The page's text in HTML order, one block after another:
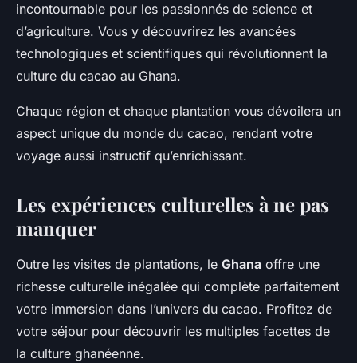
incontournable pour les passionnés de science et
d’agriculture. Vous y découvrirez les avancées
technologiques et scientifiques qui révolutionnent la
culture du cacao au Ghana.
Chaque région et chaque plantation vous dévoilera un
aspect unique du monde du cacao, rendant votre
voyage aussi instructif qu’enrichissant.
Les expériences culturelles à ne pas
manquer
Outre les visites de plantations, le Ghana offre une
richesse culturelle inégalée qui complète parfaitement
votre immersion dans l’univers du cacao. Profitez de
votre séjour pour découvrir les multiples facettes de
la culture ghanéenne.